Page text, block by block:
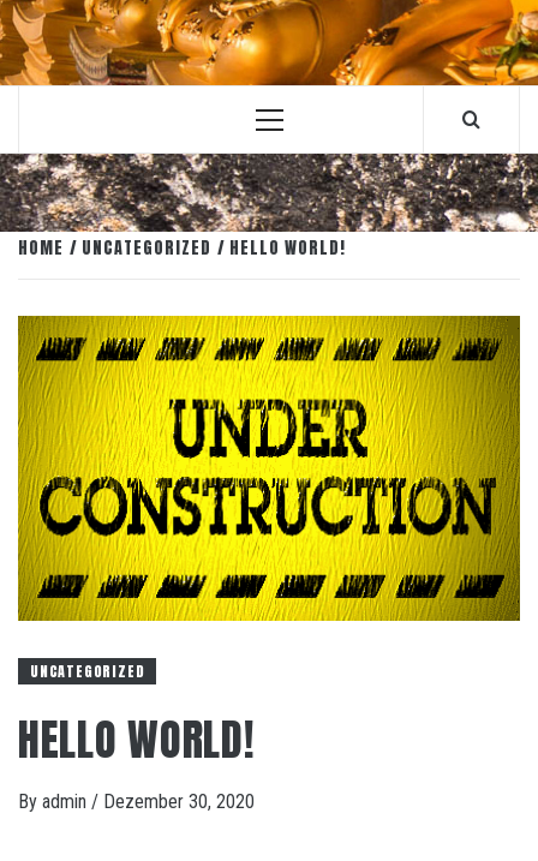
Primary
HOME UNCATEGORIZED HELLO WORLD!
UNCATEGORIZED
HELLO WORLD!
By admin / Dezember 30, 2020